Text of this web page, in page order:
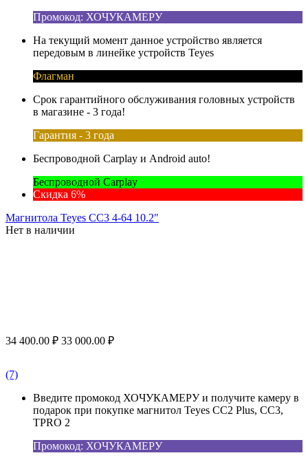
Промокод: ХОЧУКАМЕРУ
На текущий момент данное устройство является
передовым в линейке устройств Teyes
Флагман
Срок гарантийного обслуживания головных устройств
в магазине - 3 года!
Гарантия - 3 года
Беспроводной Carplay и Android auto!
Беспроводной Carplay
Скидка 6%
Магнитола Teyes CC3 4-64 10.2"
Нет в наличии
34 400.00 ₽ 33 000.00 ₽
(7)
Введите промокод ХОЧУКАМЕРУ и получите камеру в
подарок при покупке магнитол Teyes CC2 Plus, CC3,
TPRO 2
Промокод: ХОЧУКАМЕРУ